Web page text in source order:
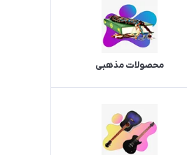
محصولات مذهبی